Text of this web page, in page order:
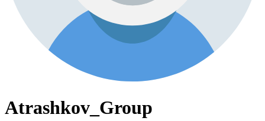
Atrashkov_Group